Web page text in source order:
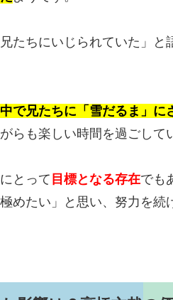
たちにいじられていた」
で兄たちに「雪だるま」に
らも楽しい時間を過ごして
とって 目標となる存在でも
めたい」と思い、努力を続